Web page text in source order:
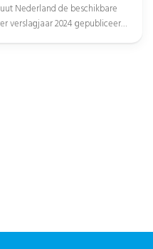
Nederland de beschikbare
verslagjaar 2024 gepubliceerd,